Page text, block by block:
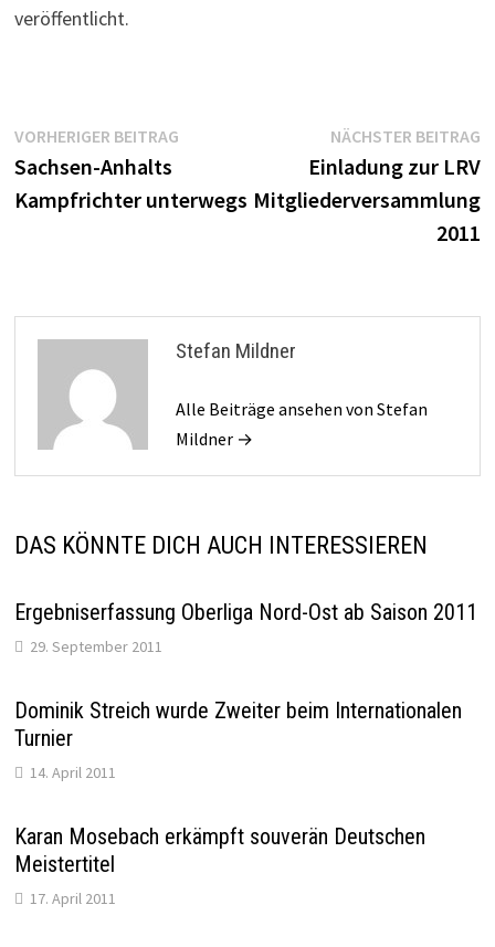
veröffentlicht.
Beitragsnavigation
VORHERIGER BEITRAGVorheriger
Sachsen-Anhalts
Kampfrichter unterwegs
NÄCHSTER BEITRAG
Einladung zur LRV
Mitgliederversammlung
2011
Stefan Mildner
Alle Beiträge ansehen von Stefan
Mildner →
DAS KÖNNTE DICH AUCH INTERESSIEREN
Ergebniserfassung Oberliga Nord-Ost ab Saison 2011
29. September 2011
Dominik Streich wurde Zweiter beim Internationalen
Turnier
14. April 2011
Karan Mosebach erkämpft souverän Deutschen
Meistertitel
17. April 2011